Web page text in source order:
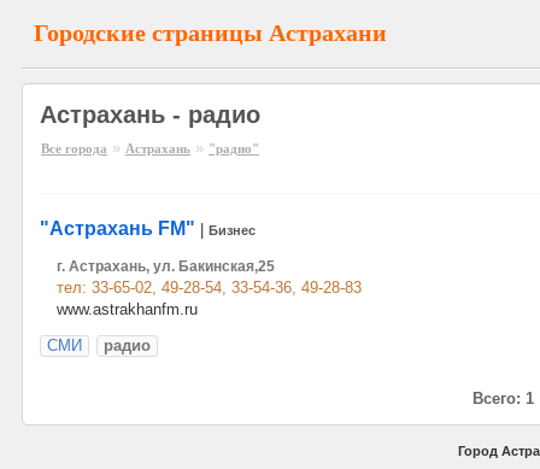
Городские страницы Астрахани
Астрахань - радио
Все города » Астрахань » "радио"
"Астрахань FM" Бизнес
г. Астрахань, ул. Бакинская,25
тел: 33-65-02, 49-28-54, 33-54-36, 49-28-83
www.astrakhanfm.ru
СМИ
радио
Всего: 1
Город